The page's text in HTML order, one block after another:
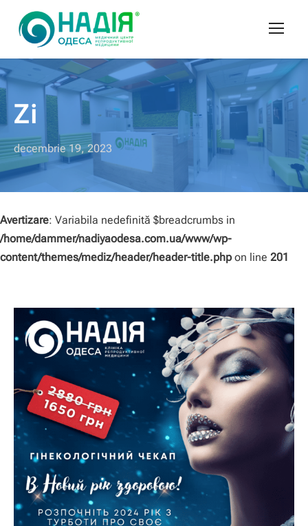
Zi
decembrie 19, 2023
Avertizare: Variabila nedefinită $breadcrumbs in
/home/dammer/nadiyaodesa.com.ua/www/wp-
content/themes/mediz/header/header-title.phpon line 201